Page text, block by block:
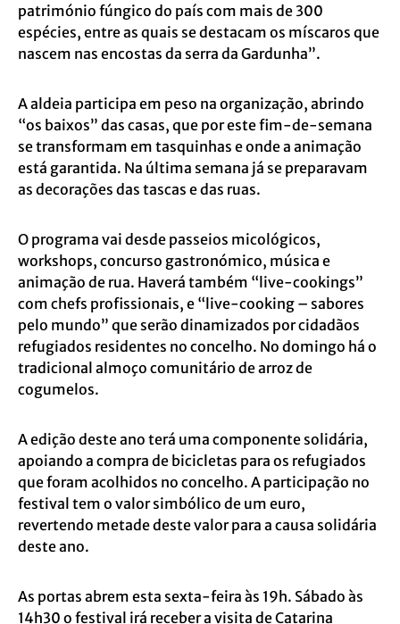
património fúngico do país com mais de 300
espécies, entre as quais se destacam os míscaros que
nascem nas encostas da serra da Gardunha”.
A aldeia participa em peso na organização, abrindo
“os baixos” das casas, que por este fim-de-semana
se transformam em tasquinhas e onde a animação
está garantida. Na última semana já se preparavam
as decorações das tascas e das ruas.
O programa vai desde passeios micológicos,
workshops, concurso gastronómico, música e
animação de rua. Haverá também “live-cookings”
com chefs profissionais, e “live-cooking – sabores
pelo mundo” que serão dinamizados por cidadãos
refugiados residentes no concelho. No domingo há o
tradicional almoço comunitário de arroz de
cogumelos.
A edição deste ano terá uma componente solidária,
apoiando a compra de bicicletas para os refugiados
que foram acolhidos no concelho. A participação no
festival tem o valor simbólico de um euro,
revertendo metade deste valor para a causa solidária
deste ano.
As portas abrem esta sexta-feira às 19h. Sábado às
14h30 o festival irá receber a visita de Catarina